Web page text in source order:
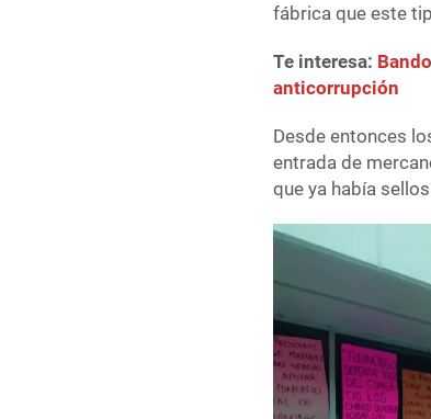
fábrica que este
Te interesa:
anticorrupción
Desde entonces
entrada de
que ya había